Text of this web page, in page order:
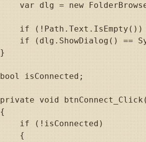
var dlg = new
if
if (dlg.ShowDialog() ==
isConnected;
void
if (!isConnected)
{